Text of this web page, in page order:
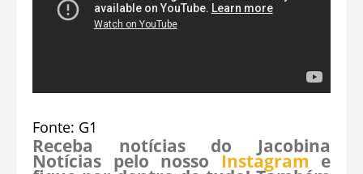
Fonte: G1
Receba notícias do Jacobina
Notícias pelo nosso Instagram e